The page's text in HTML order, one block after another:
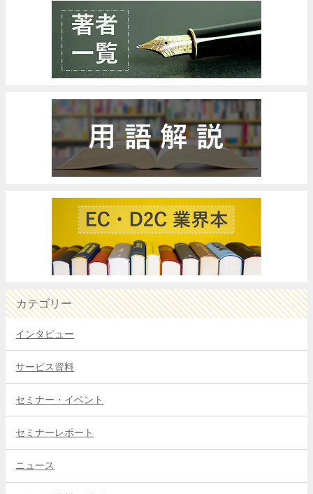
カテゴリー
インタビュー
サービス資料
セミナー・イベント
セミナーレポート
ニュース